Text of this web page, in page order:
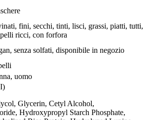
fini, secchi, tinti, lisci, grassi, piatti, tutti,
ricci, con forfora
senza solfati, disponibile in negozio
uomo
Glycerin, Cetyl Alcohol,
Hydroxypropyl Starch Phosphate,